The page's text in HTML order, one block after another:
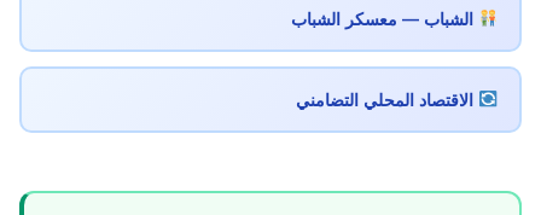
الشباب — معسكر الشباب
الاقتصاد المحلي التضامني